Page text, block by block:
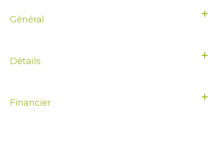
Général
Détails
Financier